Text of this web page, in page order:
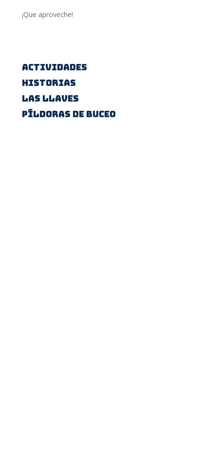
¡Que aproveche!
Actividades
Historias
Las Llaves
Píldoras de buceo